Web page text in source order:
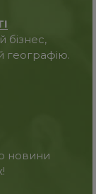
бізнес,
новини